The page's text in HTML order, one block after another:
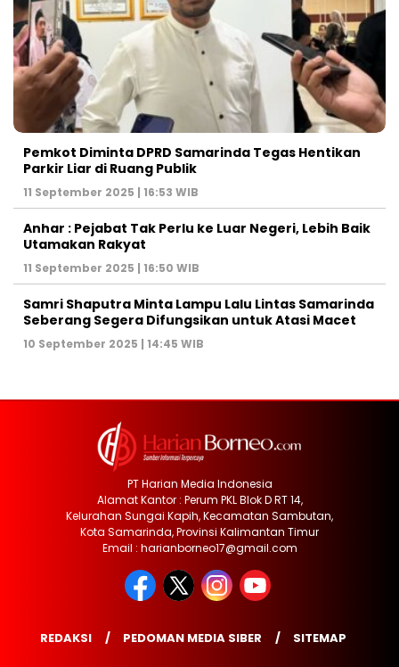
Pemkot Diminta DPRD Samarinda Tegas Hentikan
Parkir Liar di Ruang Publik
11 September 2025 | 16:53 WIB
Anhar : Pejabat Tak Perlu ke Luar Negeri, Lebih Baik
Utamakan Rakyat
11 September 2025 | 16:50 WIB
Samri Shaputra Minta Lampu Lalu Lintas Samarinda
Seberang Segera Difungsikan untuk Atasi Macet
10 September 2025 | 14:45 WIB
PT Harian Media Indonesia
Alamat Kantor : Perum PKL Blok D RT 14,
Kelurahan Sungai Kapih, Kecamatan Sambutan,
Kota Samarinda, Provinsi Kalimantan Timur
Email : harianborneo17@gmail.com
REDAKSI PEDOMAN MEDIA SIBER SITEMAP